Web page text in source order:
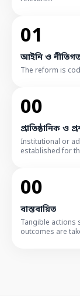
01
আইনি ও
The reform is
00
প্রাতিষ্ঠানিক ও
Institutional or
established for
00
বাস্তবায়িত
Tangible
outcomes are